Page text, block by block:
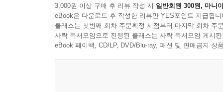
3,000원 이상 구매 후 리뷰 작성 시 일반회원 300원, 마니
eBook은 다운로드 후 작성한 리뷰만 YES포인트 지급됩니
클래스는 첫번째 회차 주문확정 시점부터 마지막 회차 주
사락 독서모임으로 진행된 클래스는 사락 독서모임 게시
eBook 페이백, CD/LP, DVD/Blu-ray, 패션 및 판매금지 상